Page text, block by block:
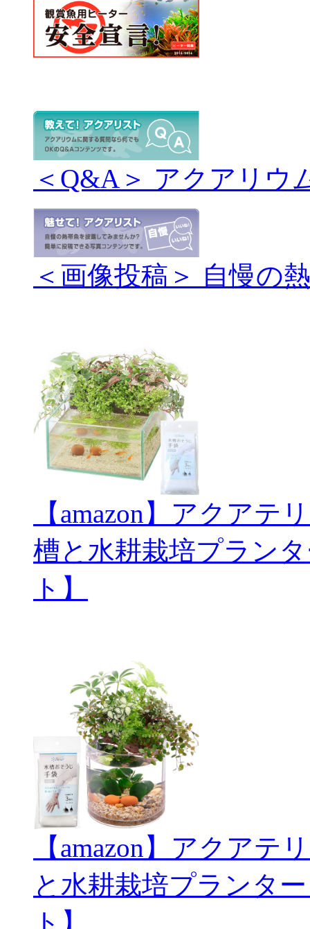
＜Q&A＞ アクアリウ
＜画像投稿＞ 自慢の
【amazon】アクアテ
槽と水耕栽培プラン
ト】
【amazon】アクアテ
と水耕栽培プランタ
ト】